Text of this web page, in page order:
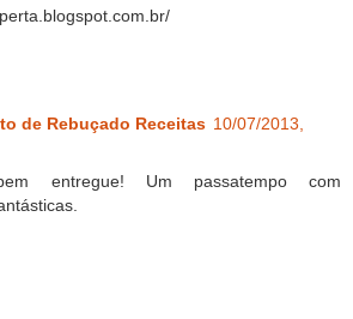
de Rebuçado Receitas 10/07/2013,
entregue! Um passatempo com